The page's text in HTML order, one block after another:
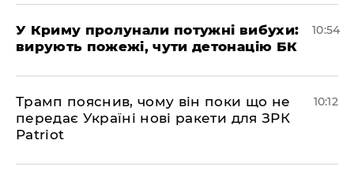
У Криму пролунали потужні вибухи:
вирують пожежі, чути детонацію БК
10:54
Трамп пояснив, чому він поки що не
передає Україні нові ракети для ЗРК
Patriot
10:12